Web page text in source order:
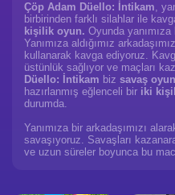
Çöp Adam Düello: İntikam,
birbirinden farklı silahlar ile
kişilik oyun. Oyunda yanımıza
Yanımıza aldığımız
kullanarak kavga ediyoruz.
üstünlük sağlıyor ve maçları
Düello: İntikam biz savaş
hazırlanmış eğlenceli bir iki
durumda.
Yanımıza bir arkadaşımızı
savaşıyoruz. Savaşları
ve uzun süreler boyunca bu